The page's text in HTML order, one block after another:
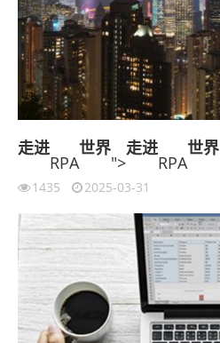
走进
RPA
世界
">
走进
RPA
世界
1435 2025-03-31